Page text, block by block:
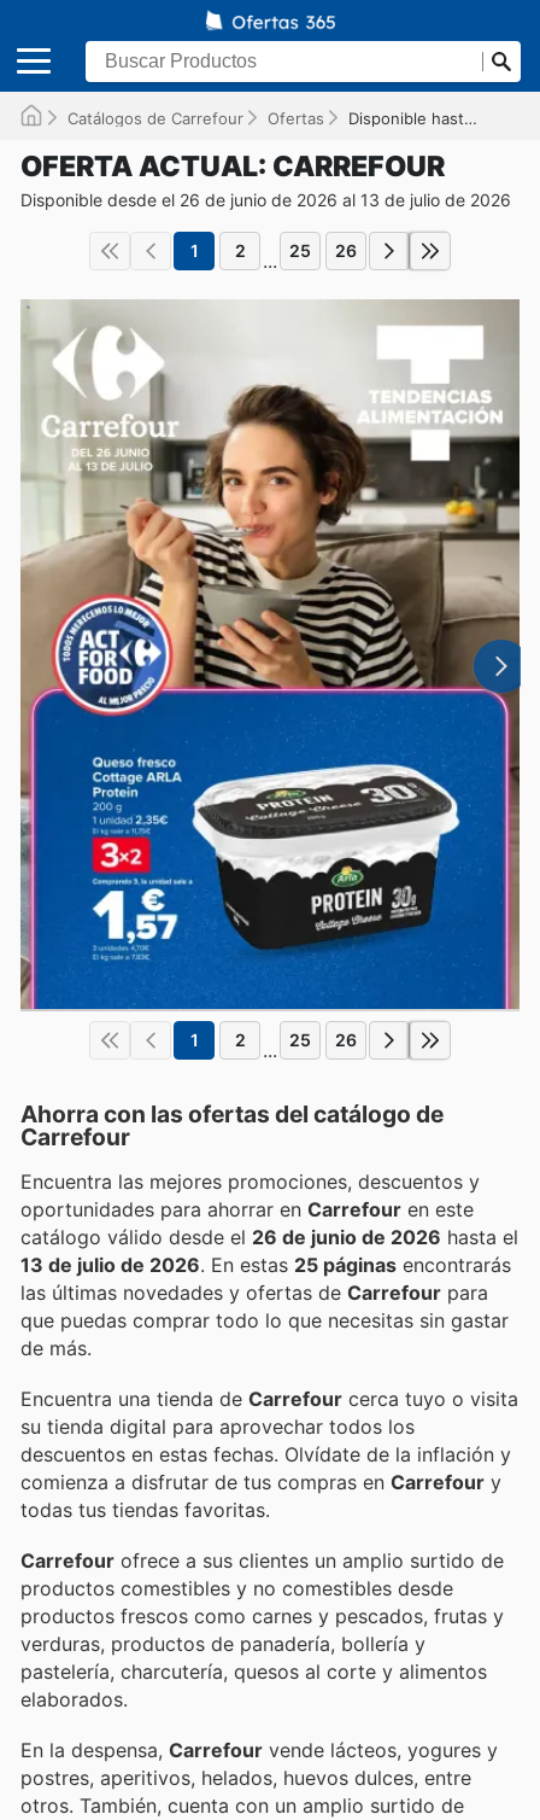
Catálogos de Carrefour Ofertas Disponible hasta el 13/07/2026
OFERTA ACTUAL: CARREFOUR
Disponible desde el 26 de junio de 2026 al 13 de julio de 2026
1 2 ... 25 26
1 2 ... 25 26
Ahorra con las ofertas del catálogo de
Carrefour
Encuentra las mejores promociones, descuentos y
oportunidades para ahorrar en Carrefour en este
catálogo válido desde el 26 de junio de 2026 hasta el
13 de julio de 2026 . En estas 25 páginas encontrarás
las últimas novedades y ofertas de Carrefour para
que puedas comprar todo lo que necesitas sin gastar
de más.
Encuentra una tienda de Carrefour cerca tuyo o visita
su tienda digital para aprovechar todos los
descuentos en estas fechas. Olvídate de la inflación y
comienza a disfrutar de tus compras en Carrefour y
todas tus tiendas favoritas.
Carrefour ofrece a sus clientes un amplio surtido de
productos comestibles y no comestibles desde
productos frescos como carnes y pescados, frutas y
verduras, productos de panadería, bollería y
pastelería, charcutería, quesos al corte y alimentos
elaborados.
En la despensa, Carrefour vende lácteos, yogures y
postres, aperitivos, helados, huevos dulces, entre
otros. También, cuenta con un amplio surtido de